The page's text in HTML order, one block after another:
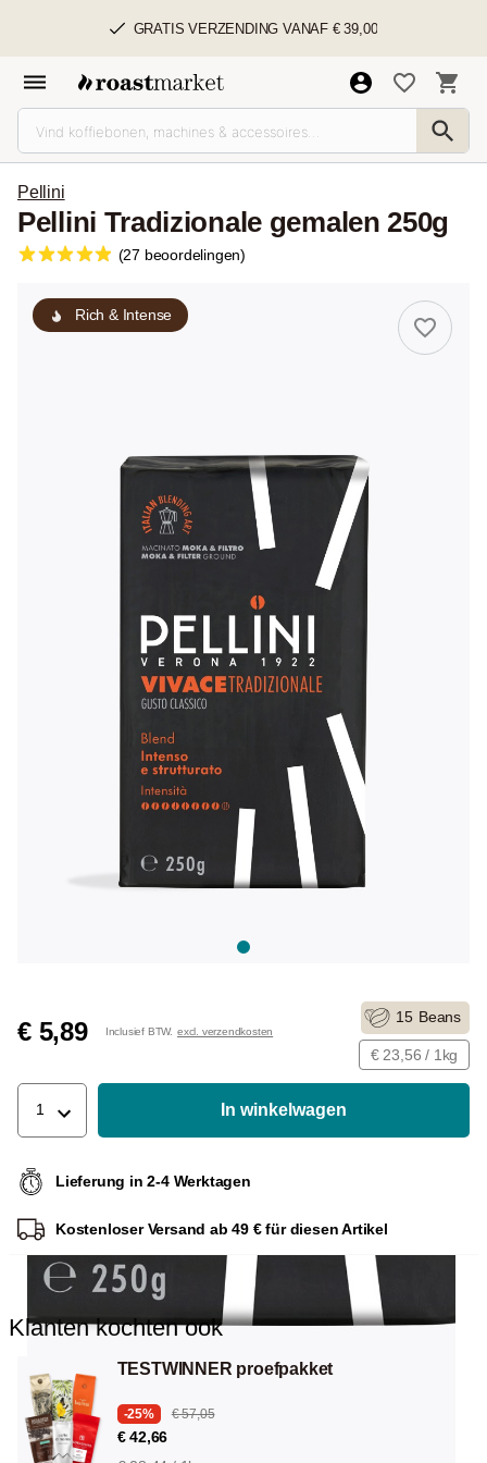
GRATIS VERZENDING VANAF € 39,00
Pellini
Pellini Tradizionale gemalen 250g
(27 beoordelingen)
Rich & Intense
€ 5,89 Inclusief BTW. excl. verzendkosten
15 Beans
€ 23,56 / 1kg
1 In winkelwagen
Lieferung in 2-4 Werktagen
Kostenloser Versand ab 49 € für diesen Artikel
Klanten kochten ook
TESTWINNER proefpakket
-25% € 57,05
€ 42,66